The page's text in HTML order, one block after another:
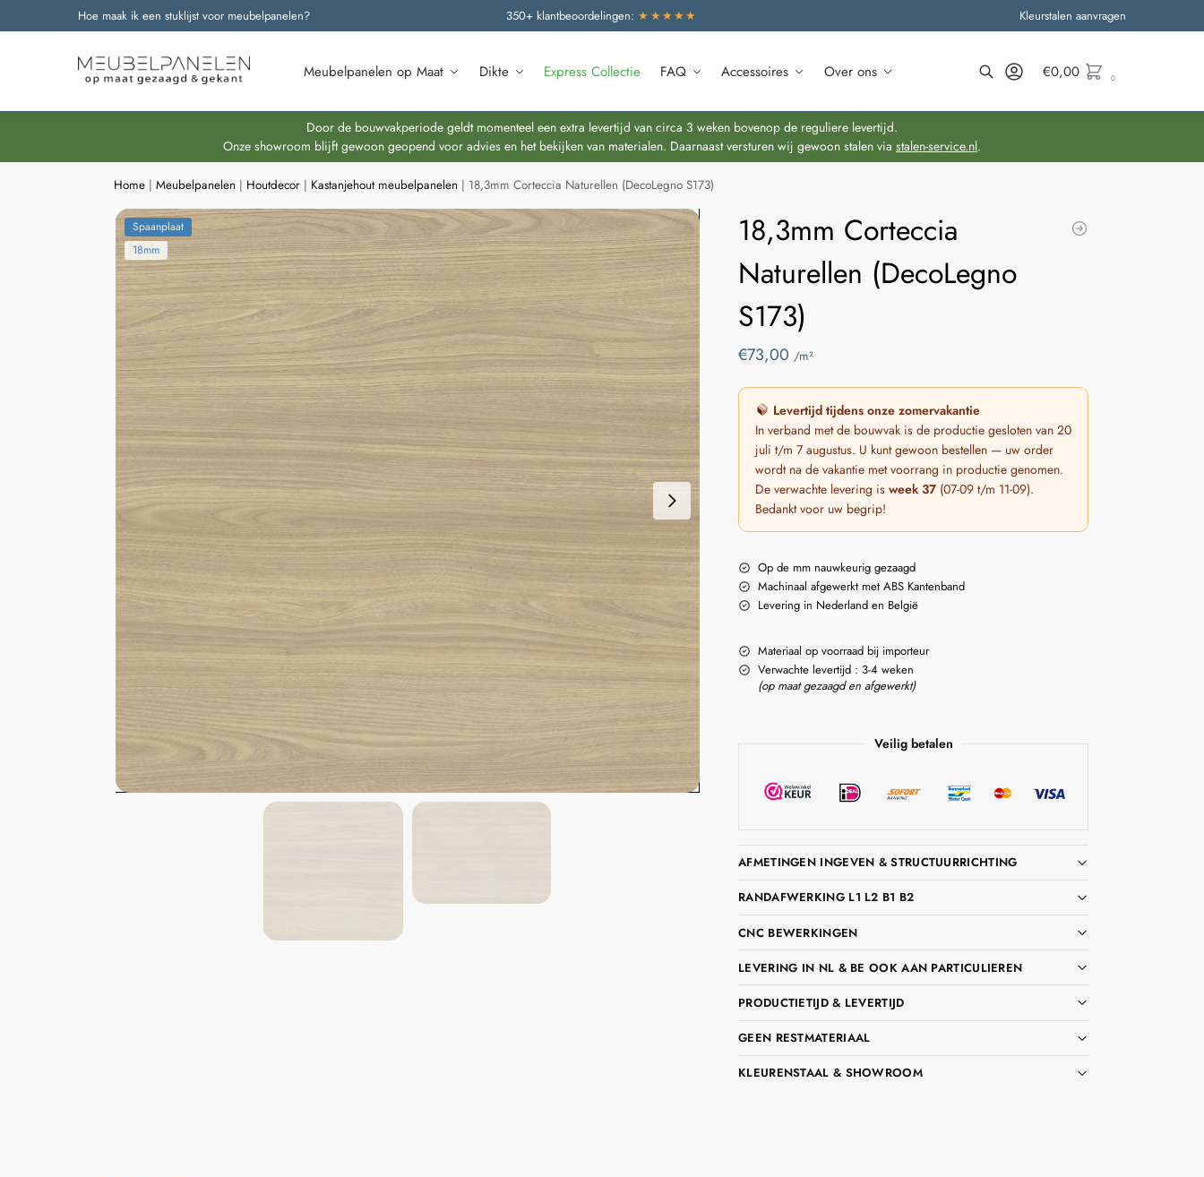
Hoe maak ik een stuklijst voor meubelpanelen? 350+ klantbeoordelingen: ★★★★★ Kleurstalen aanvragen
Meubelpanelen op Maat Dikte Express Collectie FAQ Accessoires Over ons
Onze nieuwste producten
€0,00 0
Door de bouwvakperiode geldt momenteel een extra levertijd van circa 3 weken bovenop de reguliere levertijd.
Onze showroom blijft gewoon geopend voor advies en het bekijken van materialen. Daarnaast versturen wij gewoon stalen via stalen-service.nl.
Home |Meubelpanelen | Houtdecor | Kastanjehout meubelpanelen | 18,3mm Corteccia Naturellen (DecoLegno S173)
Spaanplaat
18mm
18,3mm Corteccia
Naturellen (DecoLegno
S173)
€73,00 /m²
Levertijd tijdens onze zomervakantie
In verband met de bouwvak is de productie gesloten van 20
juli t/m 7 augustus. U kunt gewoon bestellen — uw order
wordt na de vakantie met voorrang in productie genomen.
De verwachte levering isweek 37 (07-09 t/m 11-09).
Bedankt voor uw begrip!
Op de mm nauwkeurig gezaagd
Machinaal afgewerkt met ABS Kantenband
Levering in Nederland en België
Materiaal op voorraad bij importeur
Verwachte levertijd : 3-4 weken
(op maat gezaagd en afgewerkt)
Veilig betalen
AFMETINGEN INGEVEN & STRUCTUURRICHTING
RANDAFWERKING L1 L2 B1 B2
CNC BEWERKINGEN
LEVERING IN NL & BE OOK AAN PARTICULIEREN
PRODUCTIETIJD & LEVERTIJD
GEEN RESTMATERIAAL
KLEURENSTAAL & SHOWROOM